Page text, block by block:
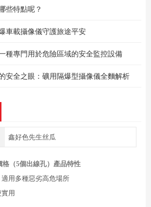
些特點呢？
車載攝像儀守護旅途平安
種專門用於危險區域的安全監控設備
安全之眼：礦用隔爆型攝像儀全麵解析
鑫好色先生丝瓜
格（5個出線孔）產品特性
用多種惡劣高危場所
用